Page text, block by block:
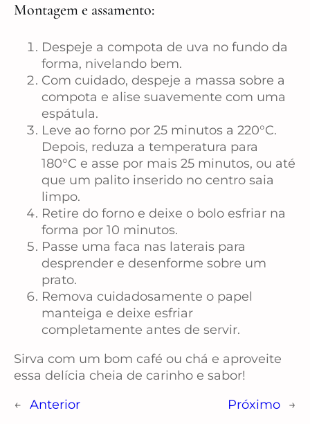
Montagem e assamento:
Despeje a compota de uva no fundo da
forma, nivelando bem.
Com cuidado, despeje a massa sobre a
compota e alise suavemente com uma
espátula.
Leve ao forno por 25 minutos a 220°C.
Depois, reduza a temperatura para
180°C e asse por mais 25 minutos, ou até
que um palito inserido no centro saia
limpo.
Retire do forno e deixe o bolo esfriar na
forma por 10 minutos.
Passe uma faca nas laterais para
desprender e desenforme sobre um
prato.
Remova cuidadosamente o papel
manteiga e deixe esfriar
completamente antes de servir.
Sirva com um bom café ou chá e aproveite
essa delícia cheia de carinho e sabor!
← Anterior Próximo →